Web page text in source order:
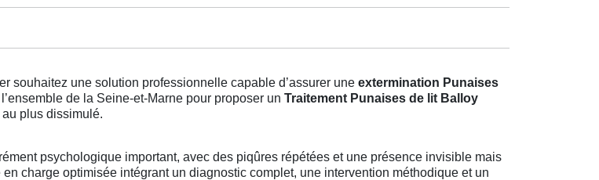
souhaitez une solution professionnelle capable d’assurer une extermination Punaises
de la Seine-et-Marne pour proposer un Traitement Punaises de lit Balloy
plus dissimulé.
psychologique important, avec des piqûres répétées et une présence invisible mais
charge optimisée intégrant un diagnostic complet, une intervention méthodique et un